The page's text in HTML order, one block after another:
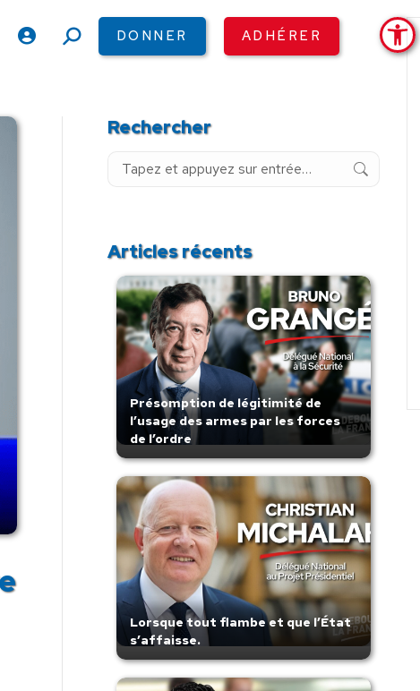
RechercheDONNER ADHÉRER
Rechercher
Recherche
Articles récents
Présomption de légitimité de
l’usage des armes par les forces
de l’ordre
Lorsque tout flambe et que l’État
s’affaisse.